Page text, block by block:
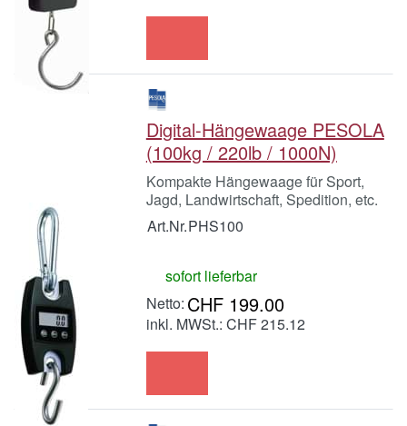
Digital-Hängewaage PESOLA
(100kg / 220lb / 1000N)
Kompakte Hängewaage für Sport,
Jagd, Landwirtschaft, Spedition, etc.
Art.Nr.PHS100
sofort lieferbar
CHF 199.00
inkl. MWSt.: CHF 215.12